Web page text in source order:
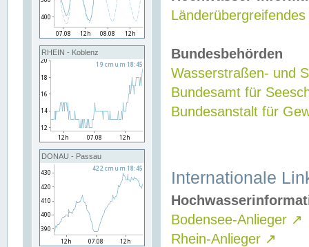
RHEIN - Koblenz
DONAU - Passau
Bundesbehörden
Wasserstraßen- und
Bundesamt für
Bundesanstalt für
Internationale
Bodensee-Anlieger ↗
Rhein-Anlieger ↗